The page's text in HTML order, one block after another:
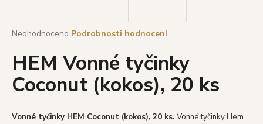
Průměrné
produktu
je
0,0
z
hvězdiček.
Neohodnoceno Podrobnosti hodnocení
HEM Vonné tyčinky
Coconut (kokos), 20 ks
Vonné tyčinky HEM Coconut (kokos), 20 ks. Vonné tyčinky Hem
j
t
?